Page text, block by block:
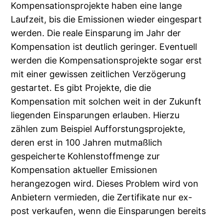
Kompensationsprojekte haben eine lange
Laufzeit, bis die Emissionen wieder eingespart
werden. Die reale Einsparung im Jahr der
Kompensation ist deutlich geringer. Eventuell
werden die Kompensationsprojekte sogar erst
mit einer gewissen zeitlichen Verzögerung
gestartet. Es gibt Projekte, die die
Kompensation mit solchen weit in der Zukunft
liegenden Einsparungen erlauben. Hierzu
zählen zum Beispiel Aufforstungsprojekte,
deren erst in 100 Jahren mutmaßlich
gespeicherte Kohlenstoffmenge zur
Kompensation aktueller Emissionen
herangezogen wird. Dieses Problem wird von
Anbietern vermieden, die Zertifikate nur ex-
post verkaufen, wenn die Einsparungen bereits